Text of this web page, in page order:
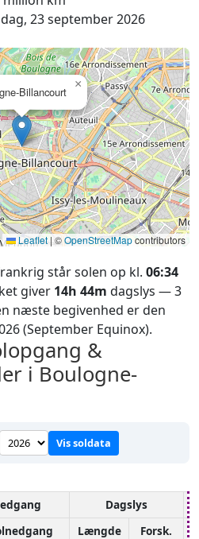
23 september 2026
Billancourt
×
Leaflet |©OpenStreetMapcontributors
står solen op kl. 06:34
giver 14h 44m dagslys — 3
næste begivenhed er den
(September Equinox).
&
i Boulogne-
Vis soldata
Dagslys
Længde
Forsk.